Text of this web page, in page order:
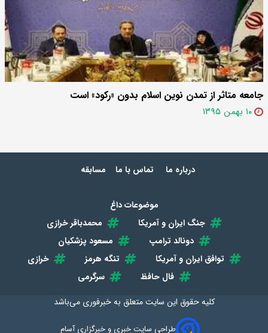
جامعه متاثر از تمدن نوین اسلام بدون «رکود» است
۱۰ بهمن ۱۳۹۵
درباره ما تماس با ما مسابقه
موضوعات داغ
جنگ ایران و آمریکا
محمدباقر خرازی
دونالد ترامپ
مسعود پزشکیان
توافق ایران و آمریکا
تنگه هرمز
خرازی
فال حافظ
سرگرمی
کلیه حقوق این سایت متعلق بهخبرفوری می‌باشد
طراحی سایت خبری و خبرگزاری آسام